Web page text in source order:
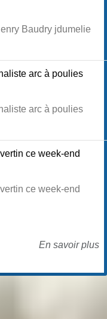
Baudry jdumelie
arc à poulies
arc à poulies
ce week-end
ce week-end
En savoir plus